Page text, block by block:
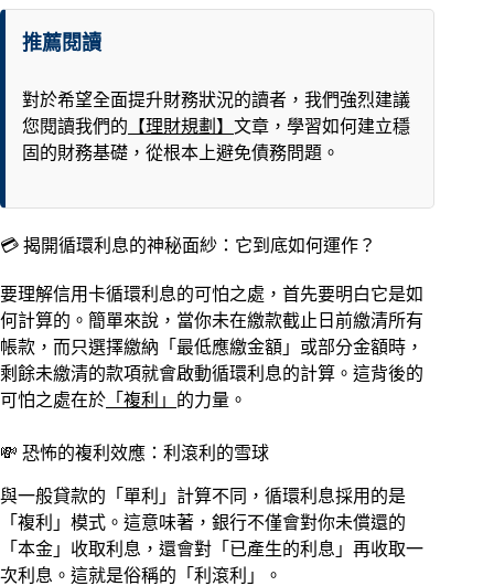
推薦閱讀
對於希望全面提升財務狀況的讀者，我們強烈建議
您閱讀我們的 【理財規劃】 文章，學習如何建立穩
固的財務基礎，從根本上避免債務問題。
💳 揭開循環利息的神秘面紗：它到底如何運作？
要理解信用卡循環利息的可怕之處，首先要明白它是如
何計算的。簡單來說，當你未在繳款截止日前繳清所有
帳款，而只選擇繳納「最低應繳金額」或部分金額時，
剩餘未繳清的款項就會啟動循環利息的計算。這背後的
可怕之處在於 「複利」 的力量。
💸 恐怖的複利效應：利滾利的雪球
與一般貸款的「單利」計算不同，循環利息採用的是
「複利」模式。這意味著，銀行不僅會對你未償還的
「本金」收取利息，還會對「已產生的利息」再收取一
次利息。這就是俗稱的「利滾利」。